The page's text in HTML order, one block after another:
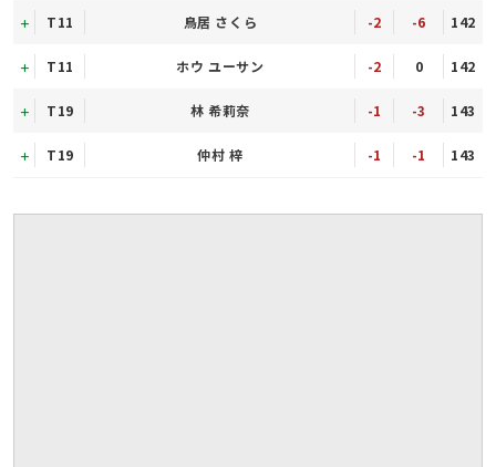
T11 鳥居 さくら -2 -6 142
T11 ホウ ユーサン -2 0 142
T19 林 希莉奈 -1 -3 143
T19 仲村 梓 -1 -1 143